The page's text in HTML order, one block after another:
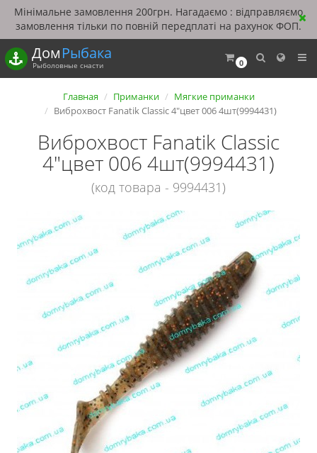
Мінімальне замовлення 200грн. Нагадаємо : відправляємо
замовлення тільки по повній передплаті на рахунок ФОП.
0
ДомРыбака
Рыболовные снасти
Главная Приманки
Мягкие приманки
Виброхвост Fanatik Classic 4"цвет 006 4шт(9994431)
Виброхвост Fanatik Classic
4"цвет 006 4шт(9994431)
(код товара - 9994431)